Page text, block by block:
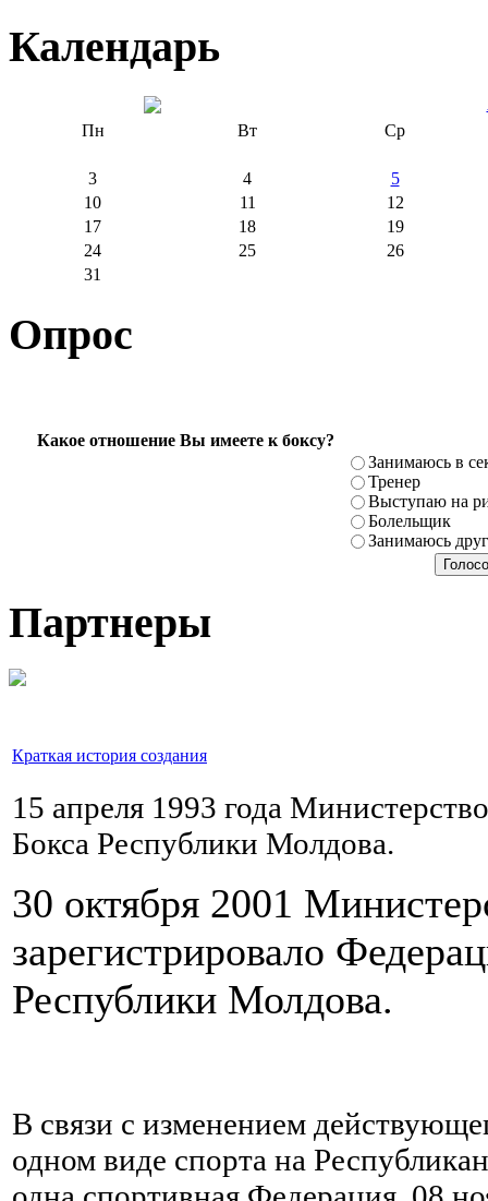
Календарь
Пн
Вт Ср
3 4
5
10
11
12
17
18
19
24
25
26
31
Опрос
Какое отношение Вы имеете к боксу?
Занимаюсь в
Тренер
Выступаю на
Болельщик
Занимаюсь
Партнеры
Краткая история создания
15 апреля 1993 года
Бокса Республики Молдова.
30 октября 2001
зарегистрировало
Республики Молдова.
В связи с изменением
одном виде спорта на